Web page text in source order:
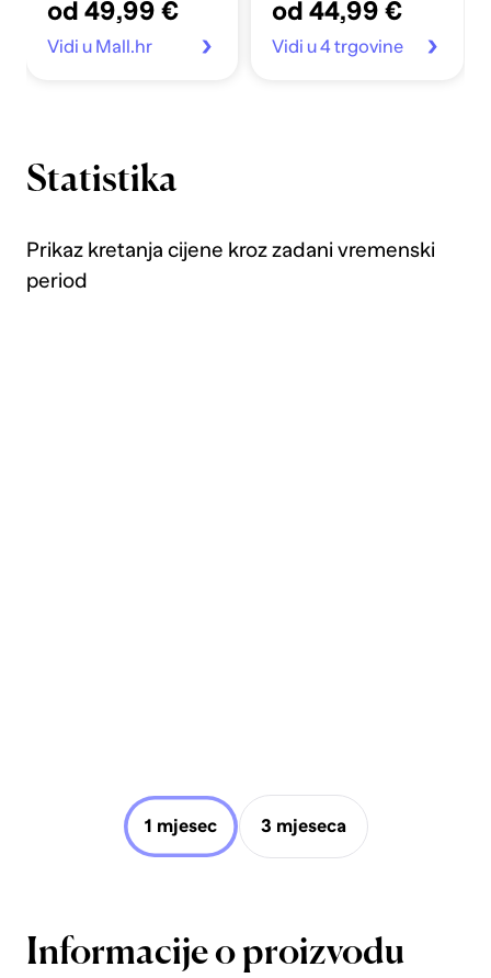
od 49,99 €
Vidi u Mall.hr
od 44,99 €
Vidi u 4 trgovine
Statistika
Prikaz kretanja cijene kroz zadani vremenski
period
1 mjesec 3 mjeseca
Informacije o proizvodu